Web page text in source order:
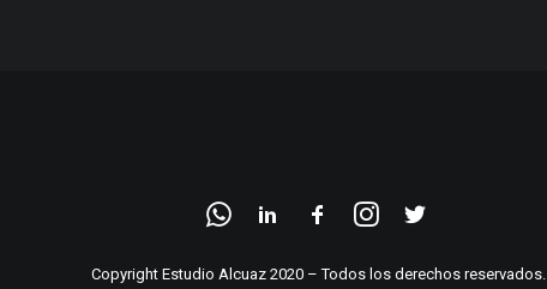
Copyright Estudio Alcuaz 2020 – Todos los derechos reservados.